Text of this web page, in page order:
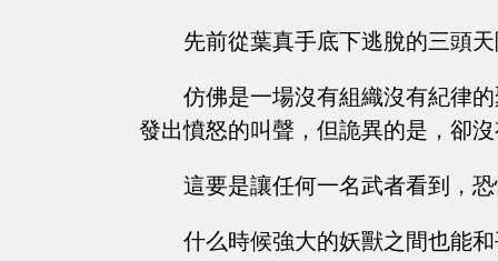
先前從葉真手底下逃脫的三頭
仿佛是一場沒有組織沒有紀律
發出憤怒的叫聲，但詭異的是，卻
這要是讓任何一名武者看到，
什么時候強大的妖獸之間也能